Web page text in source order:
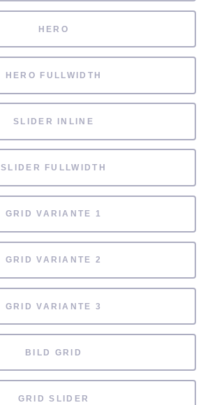
HERO
HERO FULLWIDTH
SLIDER INLINE
SLIDER FULLWIDTH
GRID VARIANTE 1
GRID VARIANTE 2
GRID VARIANTE 3
BILD GRID
GRID SLIDER